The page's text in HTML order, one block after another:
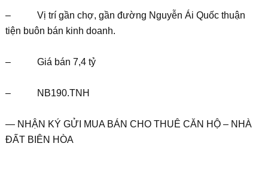
– Vị trí gần chợ, gần đường Nguyễn Ái Quốc thuận
tiện buôn bán kinh doanh.
– Giá bán 7,4 tỷ
– NB190.TNH
— NHẬN KÝ GỬI MUA BÁN CHO THUÊ CĂN HỘ – NHÀ
ĐẤT BIÊN HÒA